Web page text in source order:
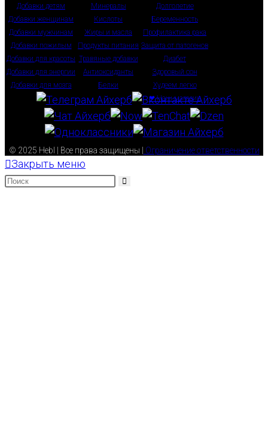
Добавки детям
Добавки женщинам
Добавки мужчинам
Добавки пожилым
Добавки для красоты
Добавки для энергии
Добавки для мозга
Минералы
Кислоты
Жиры и масла
Продукты питания
Травяные добавки
Антиоксиданты
Белки
Долголетие
Беременность
Профилактика рака
Защита от патогенов
Диабет
Здоровый сон
Худеем легко
❤ Наш магазин
© 2025 Hebl | Все права защищены | Ограничение ответственности
Закрыть меню